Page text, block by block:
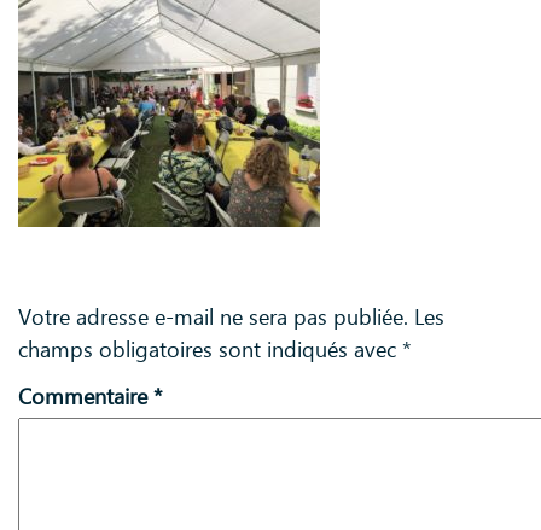
Votre adresse e-mail ne sera pas publiée. Les
champs obligatoires sont indiqués avec *
Commentaire*